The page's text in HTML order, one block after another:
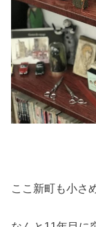
ここ新町も小さ